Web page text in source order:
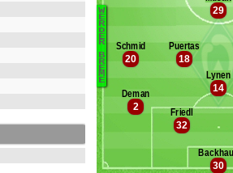
Hranác
Philipp
Banc des remplaçants
Milosevic
Mbangula
Grüll
Covic
W
E
R
D
E
R
B
R
E
M
E
30
32
Friedl
2
Deman 14
Lynen
18
Puertas
20
Schmid
29